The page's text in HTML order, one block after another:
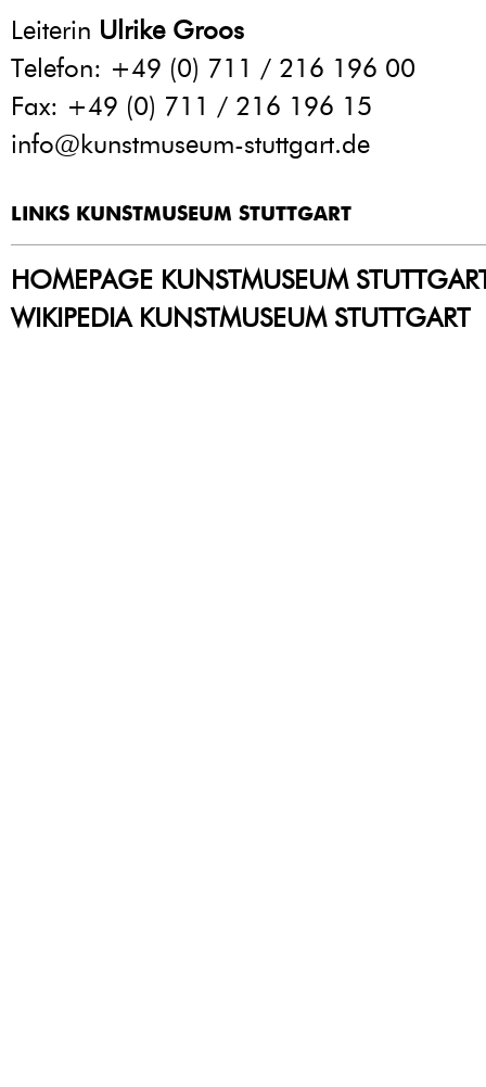
Leiterin Ulrike Groos
Telefon: +49 (0) 711 / 216 196 00
Fax: +49 (0) 711 / 216 196 15
info@kunstmuseum-stuttgart.de
LINKS KUNSTMUSEUM STUTTGART
HOMEPAGE KUNSTMUSEUM
WIKIPEDIA KUNSTMUSEUM STUTTGART